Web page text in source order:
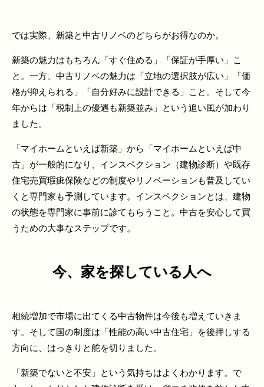
では実際、新築と中古リノベのどちらがお得なのか。
新築の魅力はもちろん「すぐ住める」「保証が手厚い」こ
と。一方、中古リノベの魅力は「立地の選択肢が広い」「価
格が抑えられる」「自分好みに設計できる」こと。そして今
年からは「税制上の優遇も新築並み」という追い風が加わり
ました。
「マイホームといえば新築」から「マイホームといえば中
古」が一般的になり、インスペクション（建物診断）や既存
住宅売買瑕疵保険などの制度やリノベーションも普及してい
くと専門家も予測しています。インスペクションとは、建物
の状態を専門家に事前に診てもらうこと。中古を安心して買
うための大事なステップです。
今、家を探している人へ
相続増加で市場に出てくる中古物件は今後も増えていきま
す。そして国の制度は「性能の高い中古住宅」を後押しする
方向に、はっきりと舵を切りました。
「新築でないと不安」という気持ちはよくわかります。で